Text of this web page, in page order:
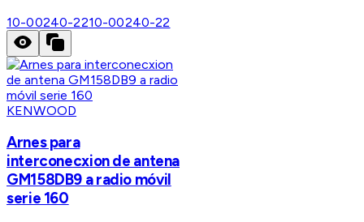
10-00240-2210-00240-22
KENWOOD
Arnes para
interconecxion de antena
GM158DB9 a radio móvil
serie 160